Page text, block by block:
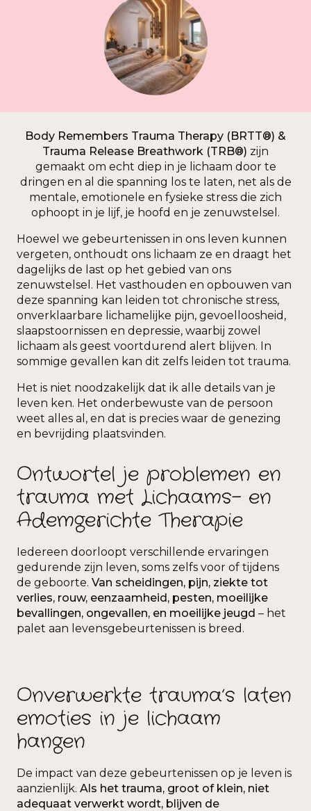
Body Remembers Trauma Therapy (BRTT®) &
Trauma Release Breathwork (TRB®) zijn
gemaakt om echt diep in je lichaam door te
dringen en al die spanning los te laten, net als de
mentale, emotionele en fysieke stress die zich
ophoopt in je lijf, je hoofd en je zenuwstelsel.
Hoewel we gebeurtenissen in ons leven kunnen
vergeten, onthoudt ons lichaam ze en draagt het
dagelijks de last op het gebied van ons
zenuwstelsel. Het vasthouden en opbouwen van
deze spanning kan leiden tot chronische stress,
onverklaarbare lichamelijke pijn, gevoelloosheid,
slaapstoornissen en depressie, waarbij zowel
lichaam als geest voortdurend alert blijven. In
sommige gevallen kan dit zelfs leiden tot trauma.
Het is niet noodzakelijk dat ik alle details van je
leven ken. Het onderbewuste van de persoon
weet alles al, en dat is precies waar de genezing
en bevrijding plaatsvinden.
Ontwortel je problemen en
trauma met Lichaams- en
Ademgerichte Therapie
Iedereen doorloopt verschillende ervaringen
gedurende zijn leven, soms zelfs voor of tijdens
de geboorte. Van scheidingen, pijn, ziekte tot
verlies, rouw, eenzaamheid, pesten, moeilijke
bevallingen, ongevallen, en moeilijke jeugd – het
palet aan levensgebeurtenissen is breed.
Onverwerkte trauma’s laten
emoties in je lichaam
hangen
De impact van deze gebeurtenissen op je leven is
aanzienlijk. Als het trauma, groot of klein, niet
adequaat verwerkt wordt, blijven de